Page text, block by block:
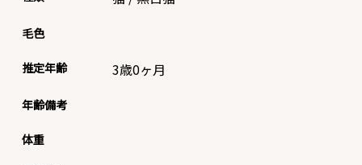
毛色
推定年齢 3歳0ヶ月
年齢備考
体重